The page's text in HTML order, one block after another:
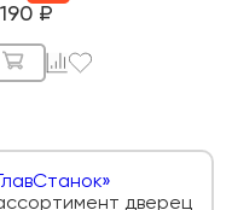
₽
дверец